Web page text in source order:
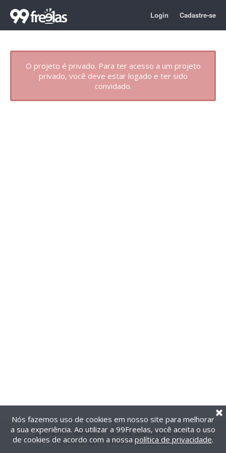
Login Cadastre-se
O projeto é privado. Para ter acesso a um projeto
privado, você deve estar logado e ter sido
convidado.
@2014-2026 99Freelas. Todos os direitos reservados.
Termos de uso| Política de privacidade
Nós fazemos uso de cookies em nosso site para melhorar
a sua experiência. Ao utilizar a 99Freelas, você aceita o uso
de cookies de acordo com a nossa política de privacidade.